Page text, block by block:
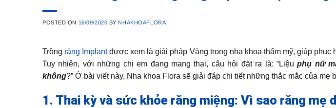
POSTED ON 16/09/2020 BYNHAKHOAFLORA
Trồng răng Implantđược xem là giải pháp Vàng trong nha khoa thẩm mỹ, giúp phục
Tuy nhiên, với những chị em đang mang thai, câu hỏi đặt ra là: “Liệuphụ nữ
không?” Ở bài viết này, Nha khoa Flora sẽ giải đáp chi tiết những thắc mắc của mẹ
1. Thai kỳ và sức khỏe răng miệng: Vì sao răng mẹ